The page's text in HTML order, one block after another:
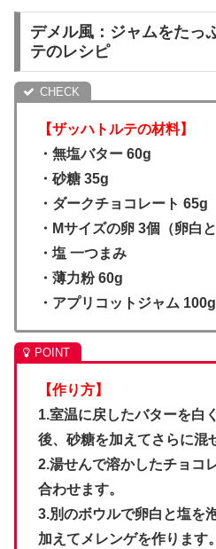
デメル風：ジャムをたっ
テのレシピ
【ザッハトルテの材料】
・無塩バター 60g
・砂糖 35g
・ダークチョコレート 65g
・Mサイズの卵 3個（卵白
・塩 一つまみ
・薄力粉 60g
・アプリコットジャム 100g
【作り方】
1.室温に戻したバターを白
後、砂糖を加えてさらに混
2.湯せんで溶かしたチョコ
合わせます。
3.別のボウルで卵白と塩を
加えてメレンゲを作ります。